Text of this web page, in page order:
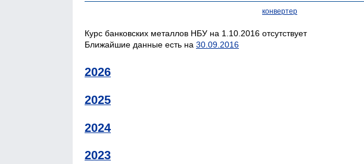
конвертер
Курс банковских металлов НБУ на 1.10.2016 отсутствует
Ближайшие данные есть на 30.09.2016
2026
2025
2024
2023